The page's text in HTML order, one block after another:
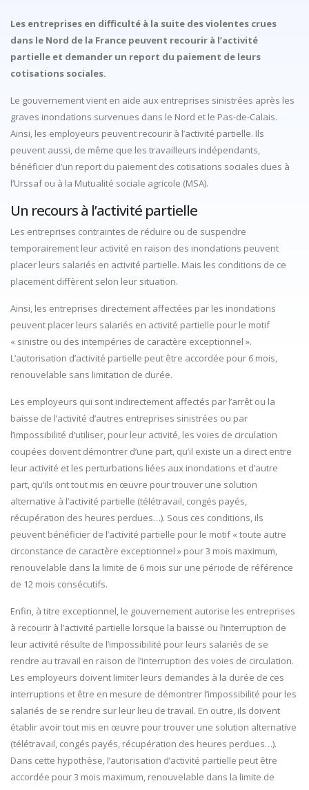
Les entreprises en difficulté à la suite des violentes crues
dans le Nord de la France peuvent recourir à l’activité
partielle et demander un report du paiement de leurs
cotisations sociales.
Le gouvernement vient en aide aux entreprises sinistrées après les
graves inondations survenues dans le Nord et le Pas-de-Calais.
Ainsi, les employeurs peuvent recourir à l’activité partielle. Ils
peuvent aussi, de même que les travailleurs indépendants,
bénéficier d’un report du paiement des cotisations sociales dues à
l’Urssaf ou à la Mutualité sociale agricole (MSA).
Un recours à l’activité partielle
Les entreprises contraintes de réduire ou de suspendre
temporairement leur activité en raison des inondations peuvent
placer leurs salariés en activité partielle. Mais les conditions de ce
placement diffèrent selon leur situation.
Ainsi, les entreprises directement affectées par les inondations
peuvent placer leurs salariés en activité partielle pour le motif
« sinistre ou des intempéries de caractère exceptionnel ».
L’autorisation d’activité partielle peut être accordée pour 6 mois,
renouvelable sans limitation de durée.
Les employeurs qui sont indirectement affectés par l’arrêt ou la
baisse de l’activité d’autres entreprises sinistrées ou par
l’impossibilité d’utiliser, pour leur activité, les voies de circulation
coupées doivent démontrer d’une part, qu’il existe un a direct entre
leur activité et les perturbations liées aux inondations et d’autre
part, qu’ils ont tout mis en œuvre pour trouver une solution
alternative à l’activité partielle (télétravail, congés payés,
récupération des heures perdues…). Sous ces conditions, ils
peuvent bénéficier de l’activité partielle pour le motif « toute autre
circonstance de caractère exceptionnel » pour 3 mois maximum,
renouvelable dans la limite de 6 mois sur une période de référence
de 12 mois consécutifs.
Enfin, à titre exceptionnel, le gouvernement autorise les entreprises
à recourir à l’activité partielle lorsque la baisse ou l’interruption de
leur activité résulte de l’impossibilité pour leurs salariés de se
rendre au travail en raison de l’interruption des voies de circulation.
Les employeurs doivent limiter leurs demandes à la durée de ces
interruptions et être en mesure de démontrer l’impossibilité pour les
salariés de se rendre sur leur lieu de travail. En outre, ils doivent
établir avoir tout mis en œuvre pour trouver une solution alternative
(télétravail, congés payés, récupération des heures perdues…).
Dans cette hypothèse, l’autorisation d’activité partielle peut être
accordée pour 3 mois maximum, renouvelable dans la limite de